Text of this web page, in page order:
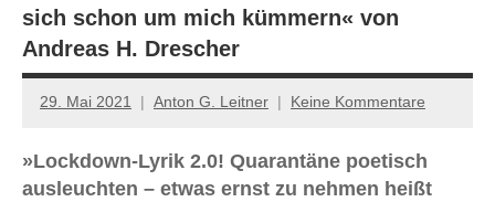
Lyrik,
Essay
sich schon um mich kümmern« von
Andreas H. Drescher
29. Mai 2021 Anton G. Leitner Keine Kommentare
»Lockdown-Lyrik 2.0! Quarantäne poetisch
ausleuchten – etwas ernst zu nehmen heißt